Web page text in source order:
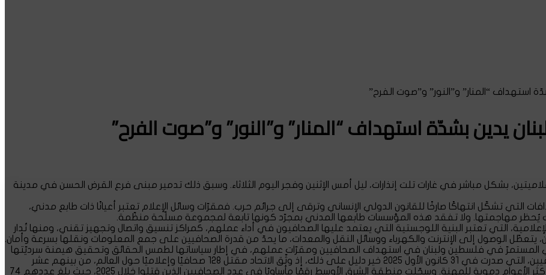
استهداف “المنار” و”النور” و”صوت الفرح”
يدين بشدّة استهداف “المنار” و”النور” و”صوت الفرح”
بشكل مباشر في غارات تلت إنذارات، ليل أمس الإثنين وفجر اليوم الثلاثاء. وسبق ذلك تدمير مبنى فرع القرض الحسن في مدينة
التي تشكّل انتهاكًا صارخًا للقانون الدولي الإنساني وترقى إلى جرائم حرب. فمقرّات وسائل الإعلام تعتبر أعيانًا ذات طابع مدني،
يُحظر مهاجمتها. ولا تفقد هذه المؤسسات طابعها المدني بمجرّد كونها تابعة لمجموعة مسلّحة منظّمة.
التي تعتبر البنية اللوجستية التي يعتمد عليها الصحافيون في أداء عملهم، كمراكز تنسيق واتصال وتجهيز تقني، ومنها تُدار
يتعطّل الوصول إلى الإنترنت والكهرباء ووسائل النقل والمعدات، ما يحدّ من قدرة الصحافيين على جمع المعلومات ونقلها بسرعة وأمان.
المستمرّ في فلسطين ولبنان في استهداف الصحافيين ومقرّات عملهم، في إطار سياساتها لطمس الحقائق وتحقيق هيمنة سرديّتها
في العدوان المتواصل منذ 7 أكتوبر. وأرقام الاتحاد الدولي للصحفيين، التي صدرت في 31 كانون الأول 2025 خير دليل على ذلك، إذ وثّق الاتحاد مقتل 128 صحافيًا وإعلاميًا حول العالم، من بينهم عشر
صحفيات، إضافة إلى تسع حالات وفاة عرضية، في عام اعتُبر من أكثر الأعوام دموية للمهنة. وسجّلت منطقة الشرق الأوسط رقمًا مأساويًا في عدد الصحافيين الذين قتلوا خلال 2025، حيث بلغ عددهم 74